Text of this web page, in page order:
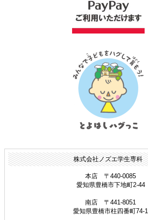
株式会社ノズエ学生専科
本店 〒440-0085
愛知県豊橋市下地町2-44
南店 〒441-8051
愛知県豊橋市柱四番町74-1